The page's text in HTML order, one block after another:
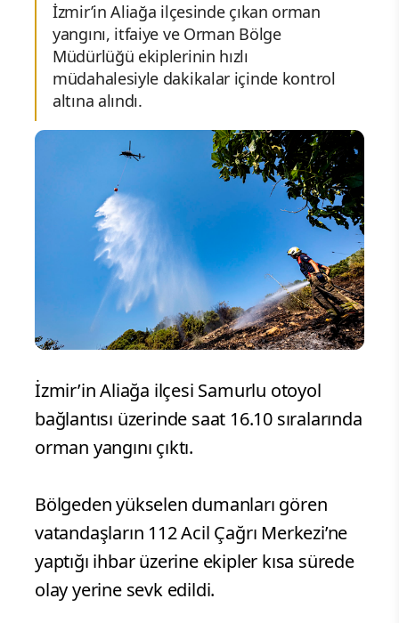
İzmir’in Aliağa ilçesinde çıkan orman
yangını, itfaiye ve Orman Bölge
Müdürlüğü ekiplerinin hızlı
müdahalesiyle dakikalar içinde kontrol
altına alındı.
İzmir’in Aliağa ilçesi Samurlu otoyol
bağlantısı üzerinde saat 16.10 sıralarında
orman yangını çıktı.
Bölgeden yükselen dumanları gören
vatandaşların 112 Acil Çağrı Merkezi’ne
yaptığı ihbar üzerine ekipler kısa sürede
olay yerine sevk edildi.